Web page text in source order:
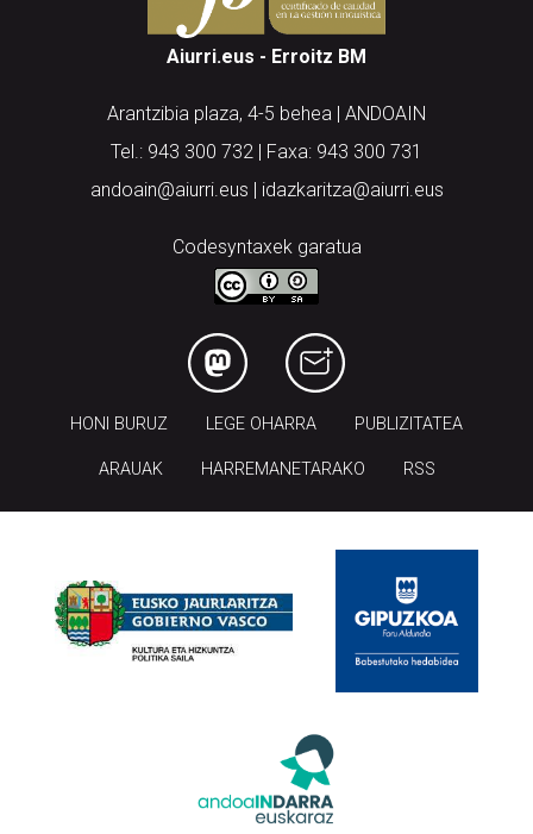
Aiurri.eus - Erroitz BM
Arantzibia plaza, 4-5 behea | ANDOAIN
Tel.: 943 300 732 | Faxa: 943 300 731
andoain@aiurri.eus | idazkaritza@aiurri.eus
Codesyntaxek garatua
HONI BURUZ LEGE OHARRA PUBLIZITATEA
ARAUAK HARREMANETARAKO RSS